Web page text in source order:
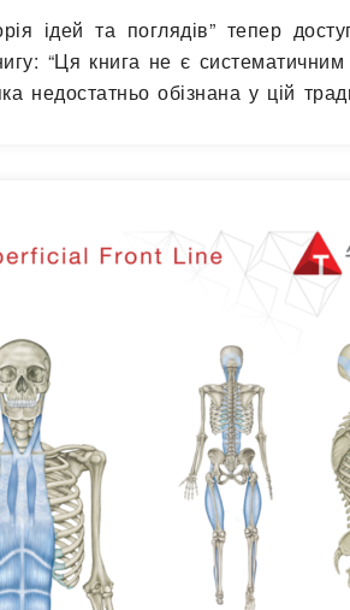
ідей та поглядів” тепер
“Ця книга не є
недостатньо обізнана у цій